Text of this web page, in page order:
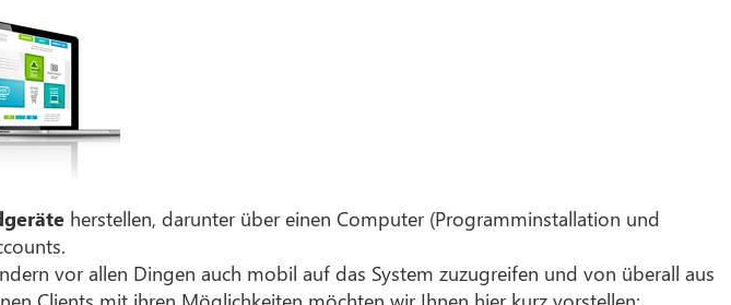
herstellen, darunter über einen Computer (Programminstallation und
vor allen Dingen auch mobil auf das System zuzugreifen und von überall aus